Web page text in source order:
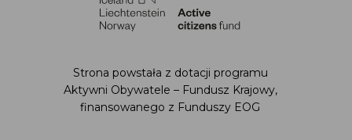
Strona powstała z dotacji programu
Aktywni Obywatele – Fundusz Krajowy,
finansowanego z Funduszy EOG